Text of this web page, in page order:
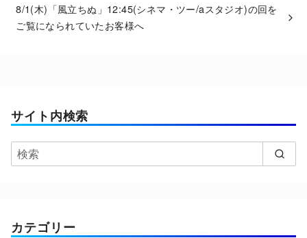
8/1(木)「風立ちぬ」12:45(シネマ・ツー/aスタジオ)の回を
ご覧になられていたお客様へ
サイト内検索
カテゴリー